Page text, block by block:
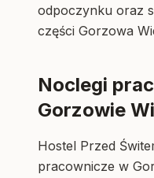
odpoczynku oraz
części Gorzowa
Noclegi
Gorzowie
Hostel Przed
pracownicze w